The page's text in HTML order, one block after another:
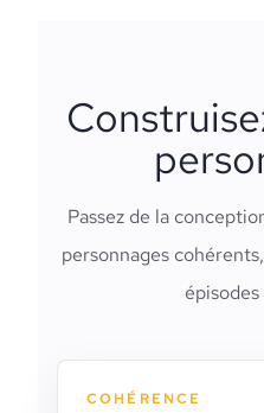
Passez de la
personnages
COHÉRENCE